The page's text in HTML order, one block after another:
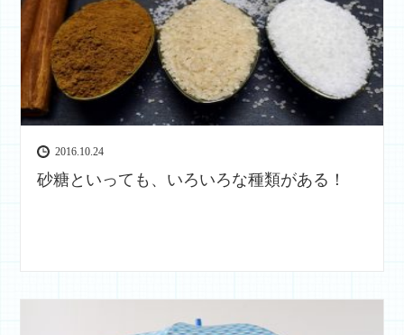
2016.10.24
砂糖といっても、いろいろな種類がある！